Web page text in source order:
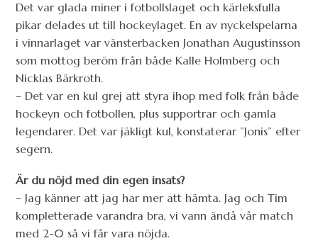
Det var glada miner i fotbollslaget och kärleksfulla
pikar delades ut till hockeylaget. En av nyckelspelarna
i vinnarlaget var vänsterbacken Jonathan Augustinsson
som mottog beröm från både Kalle Holmberg och
Nicklas Bärkroth.
– Det var en kul grej att styra ihop med folk från både
hockeyn och fotbollen, plus supportrar och gamla
legendarer. Det var jäkligt kul, konstaterar ”Jonis” efter
segern.
Är du nöjd med din egen insats?
– Jag känner att jag har mer att hämta. Jag och Tim
kompletterade varandra bra, vi vann ändå vår match
med 2-0 så vi får vara nöjda.